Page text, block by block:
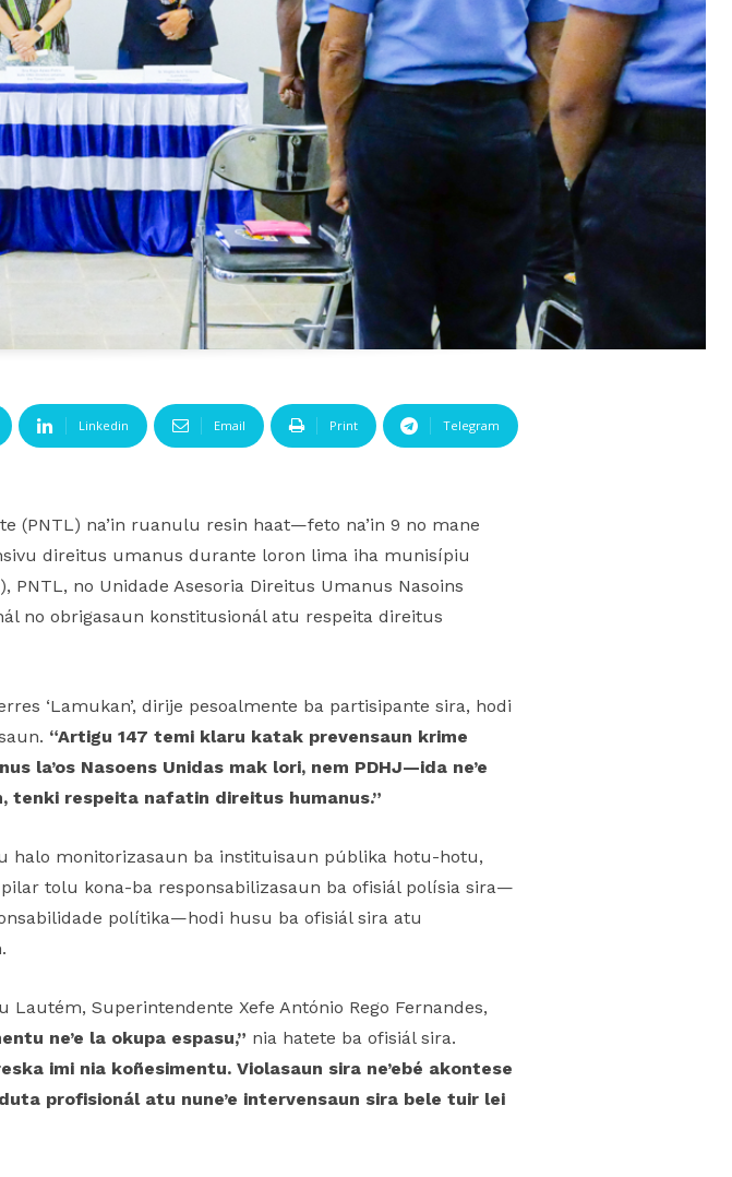
Linkedin Email Print Telegram
(PNTL) na’in ruanulu resin haat—feto na’in 9 no mane
direitus umanus durante loron lima iha munisípiu
PNTL, no Unidade Asesoria Direitus Umanus Nasoins
no obrigasaun konstitusionál atu respeita direitus
‘Lamukan’, dirije pesoalmente ba partisipante sira, hodi
“Artigu 147 temi klaru katak prevensaun krime
la’os Nasoens Unidas mak lori, nem PDHJ—ida ne’e
tenki respeita nafatin direitus humanus.”
halo monitorizasaun ba instituisaun públika hotu-hotu,
tolu kona-ba responsabilizasaun ba ofisiál polísia sira—
polítika—hodi husu ba ofisiál sira atu
Superintendente Xefe António Rego Fernandes,
ne’e la okupa espasu,” nia hatete ba ofisiál sira.
imi nia koñesimentu. Violasaun sira ne’ebé akontese
profisionál atu nune’e intervensaun sira bele tuir lei